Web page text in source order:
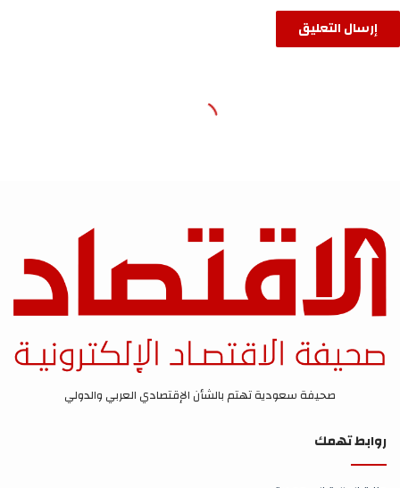
صحيفة سعودية تهتم بالشأن الإقتصادي العربي والدولي
روابط تهمك